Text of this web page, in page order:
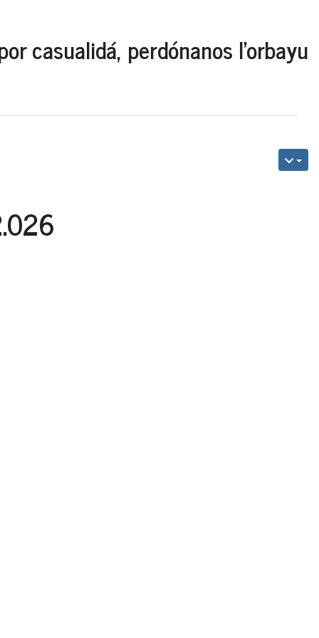
casualidá, perdónanos l'orbayu